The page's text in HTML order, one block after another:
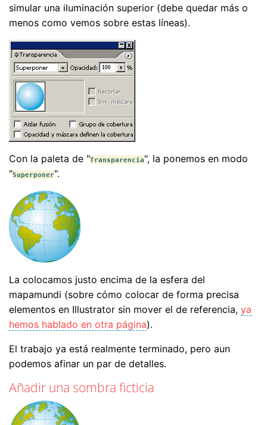
simular una iluminación superior (debe quedar más o
menos como vemos sobre estas líneas).
Con la paleta de "Transparencia", la ponemos en modo
"Superponer".
La colocamos justo encima de la esfera del
mapamundi (sobre cómo colocar de forma precisa
elementos en Illustrator sin mover el de referencia, ya
hemos hablado en otra página).
El trabajo ya está realmente terminado, pero aun
podemos afinar un par de detalles.
Añadir una sombra ficticia